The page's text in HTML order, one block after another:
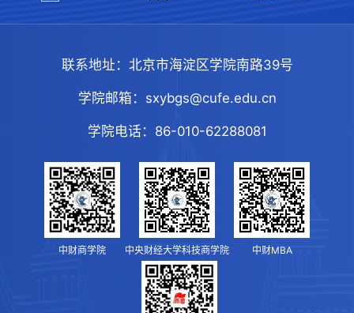
联系地址： 北京市海淀区学院南路39号
学院邮箱： sxybgs@cufe.edu.cn
学院电话： 86-010-62288081
中财商学院 中央财经大学科技商学院 中财MBA